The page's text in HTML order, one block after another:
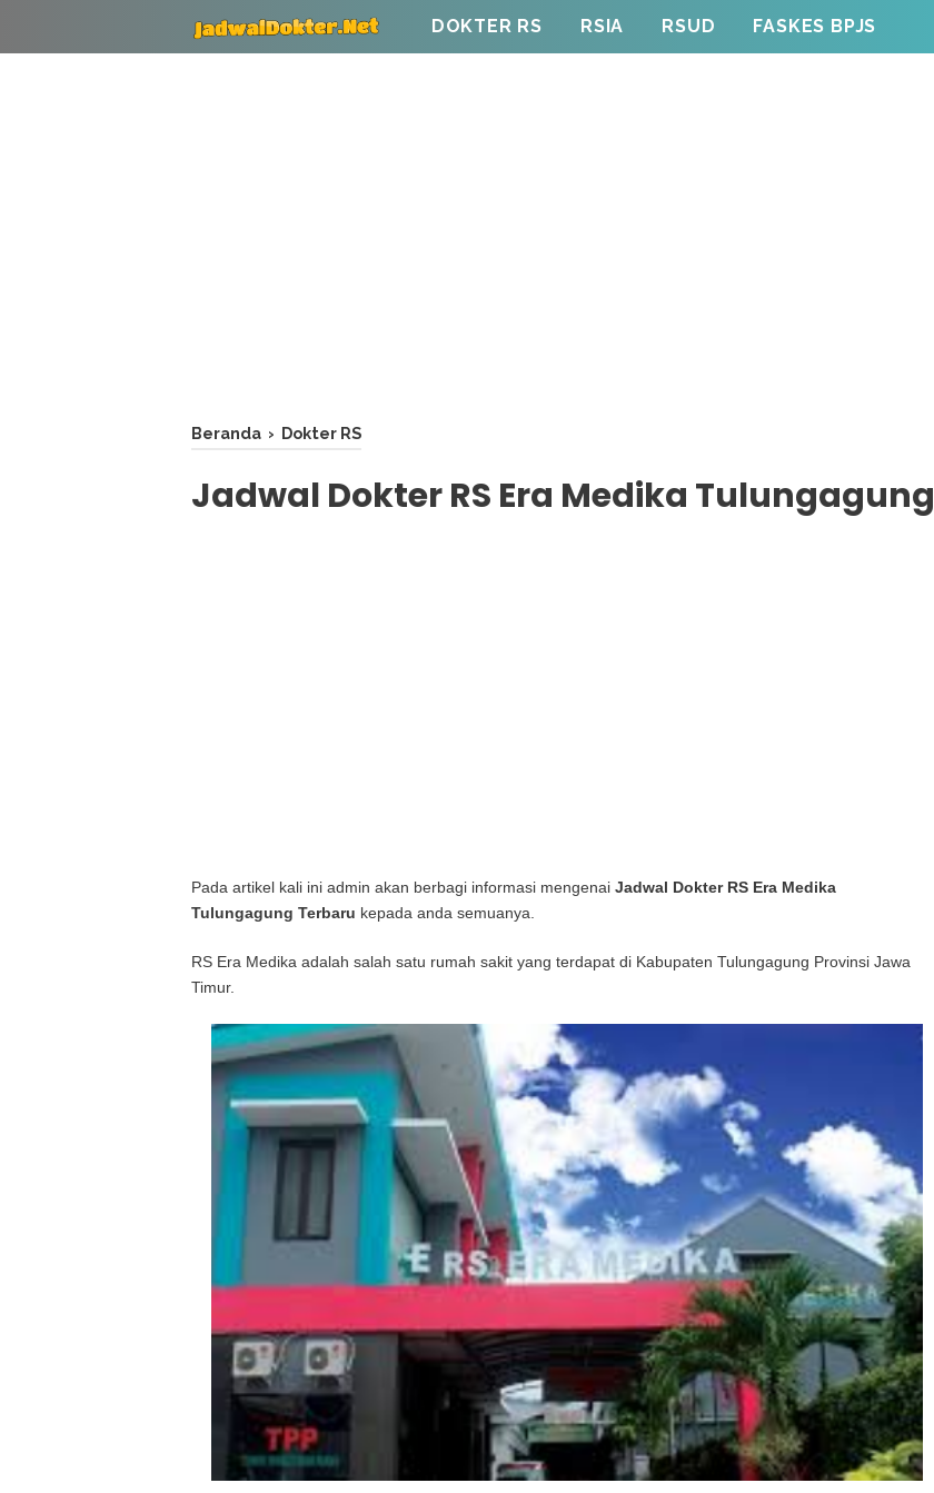
DOKTER RS RSIA RSUD FASKES BPJS
Beranda › Dokter RS
Jadwal Dokter RS Era Medika Tulungagung
Pada artikel kali ini admin akan berbagi informasi mengenai Jadwal Dokter RS Era Medika
Tulungagung Terbaru kepada anda semuanya.
RS Era Medika adalah salah satu rumah sakit yang terdapat di Kabupaten Tulungagung Provinsi Jawa
Timur.